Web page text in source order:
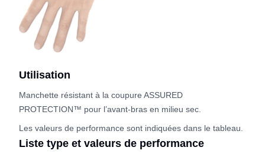
Utilisation
Manchette résistant à la coupure ASSURED
PROTECTION™ pour l’avant-bras en milieu sec.
Les valeurs de performance sont indiquées dans le tableau.
Liste type et valeurs de performance